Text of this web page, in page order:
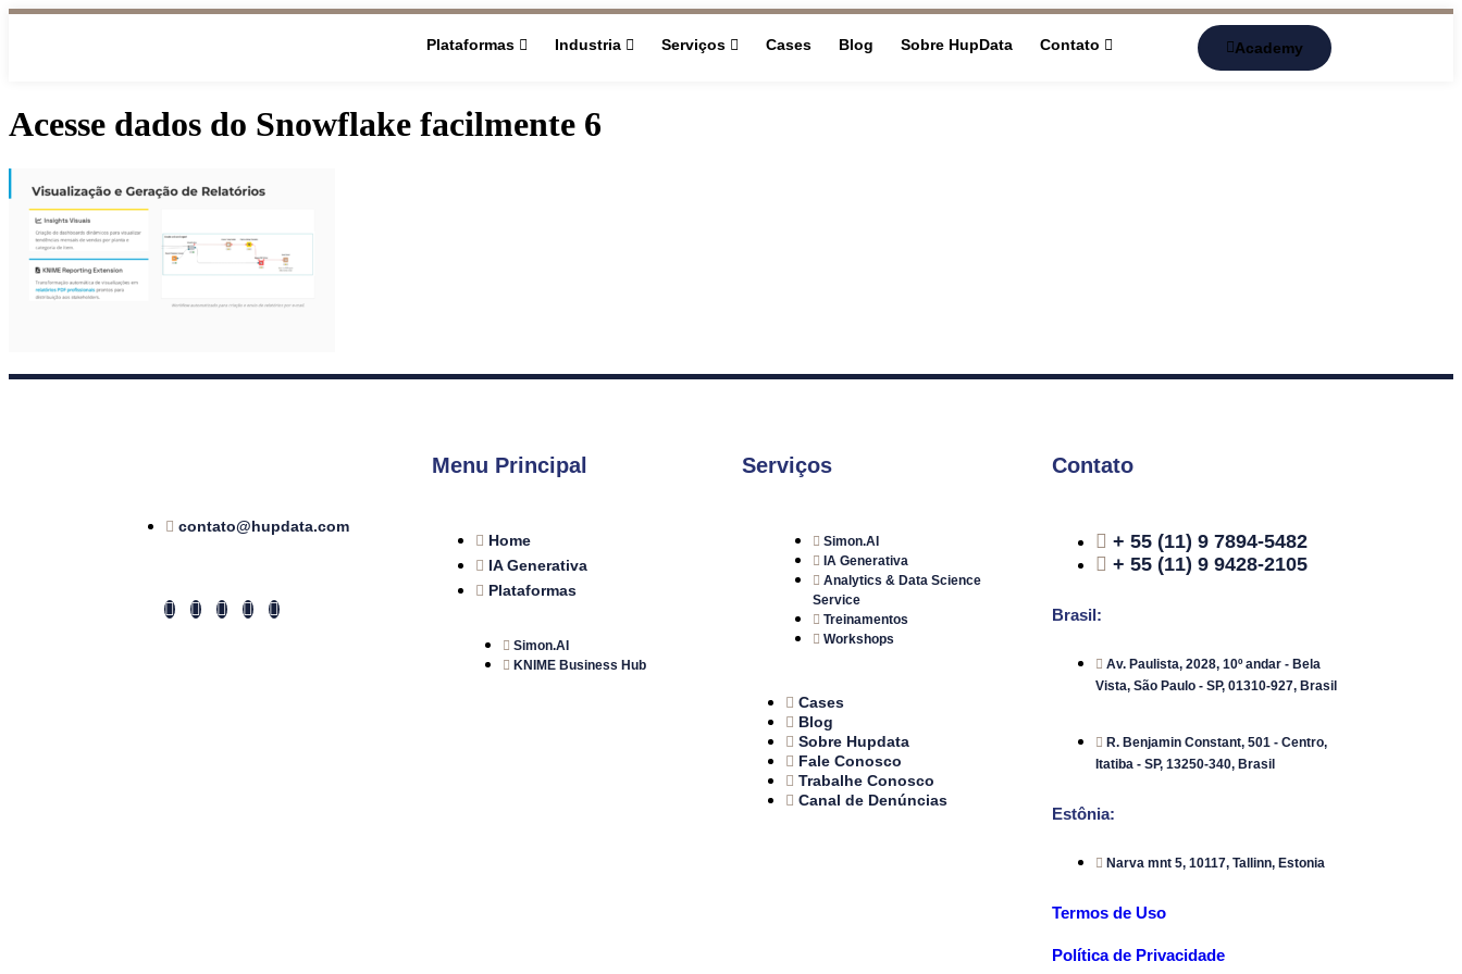
Plataformas Industria Serviços Cases Blog Sobre HupData Contato Academy
Acesse dados do Snowflake facilmente 6
contato@hupdata.com
Menu Principal
Home
IA Generativa
Plataformas
Simon.AI
KNIME Business Hub
Serviços
Simon.AI
IA Generativa
Analytics & Data Science
Service
Treinamentos
Workshops
Cases
Blog
Sobre Hupdata
Fale Conosco
Trabalhe Conosco
Canal de Denúncias
Contato
+ 55 (11) 9 7894-5482
+ 55 (11) 9 9428-2105
Brasil:
Av. Paulista, 2028, 10º andar - Bela
Vista, São Paulo - SP, 01310-927, Brasil
R. Benjamin Constant, 501 - Centro,
Itatiba - SP, 13250-340, Brasil
Estônia:
Narva mnt 5, 10117, Tallinn, Estonia
Termos de Uso
Política de Privacidade